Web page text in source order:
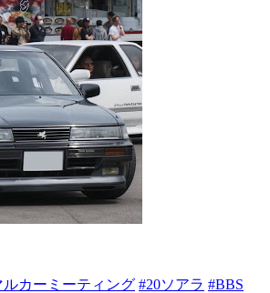
カーミーティング #20ソアラ #BBS